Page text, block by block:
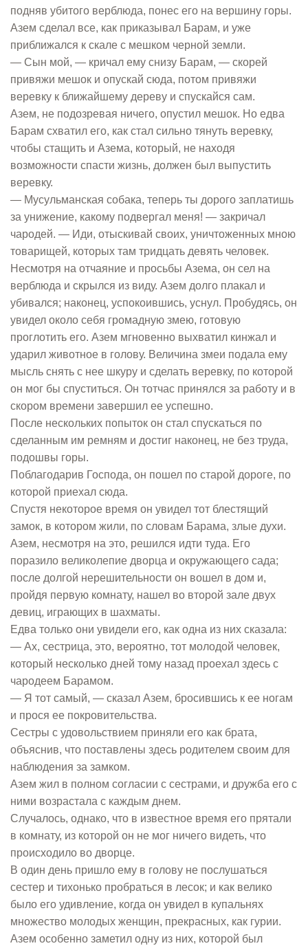
подняв убитого верблюда, понес его на вершину горы.
Азем сделал все, как приказывал Барам, и уже
приближался к скале с мешком черной земли.
— Сын мой, — кричал ему снизу Барам, — скорей
привяжи мешок и опускай сюда, потом привяжи
веревку к ближайшему дереву и спускайся сам.
Азем, не подозревая ничего, опустил мешок. Но едва
Барам схватил его, как стал сильно тянуть веревку,
чтобы стащить и Азема, который, не находя
возможности спасти жизнь, должен был выпустить
веревку.
— Мусульманская собака, теперь ты дорого заплатишь
за унижение, какому подвергал меня! — закричал
чародей. — Иди, отыскивай своих, уничтоженных мною
товарищей, которых там тридцать девять человек.
Несмотря на отчаяние и просьбы Азема, он сел на
верблюда и скрылся из виду. Азем долго плакал и
убивался; наконец, успокоившись, уснул. Пробудясь, он
увидел около себя громадную змею, готовую
проглотить его. Азем мгновенно выхватил кинжал и
ударил животное в голову. Величина змеи подала ему
мысль снять с нее шкуру и сделать веревку, по которой
он мог бы спуститься. Он тотчас принялся за работу и в
скором времени завершил ее успешно.
После нескольких попыток он стал спускаться по
сделанным им ремням и достиг наконец, не без труда,
подошвы горы.
Поблагодарив Господа, он пошел по старой дороге, по
которой приехал сюда.
Спустя некоторое время он увидел тот блестящий
замок, в котором жили, по словам Барама, злые духи.
Азем, несмотря на это, решился идти туда. Его
поразило великолепие дворца и окружающего сада;
после долгой нерешительности он вошел в дом и,
пройдя первую комнату, нашел во второй зале двух
девиц, играющих в шахматы.
Едва только они увидели его, как одна из них сказала:
— Ах, сестрица, это, вероятно, тот молодой человек,
который несколько дней тому назад проехал здесь с
чародеем Барамом.
— Я тот самый, — сказал Азем, бросившись к ее ногам
и прося ее покровительства.
Сестры с удовольствием приняли его как брата,
объяснив, что поставлены здесь родителем своим для
наблюдения за замком.
Азем жил в полном согласии с сестрами, и дружба его с
ними возрастала с каждым днем.
Случалось, однако, что в известное время его прятали
в комнату, из которой он не мог ничего видеть, что
происходило во дворце.
В один день пришло ему в голову не послушаться
сестер и тихонько пробраться в лесок; и как велико
было его удивление, когда он увидел в купальнях
множество молодых женщин, прекрасных, как гурии.
Азем особенно заметил одну из них, которой был